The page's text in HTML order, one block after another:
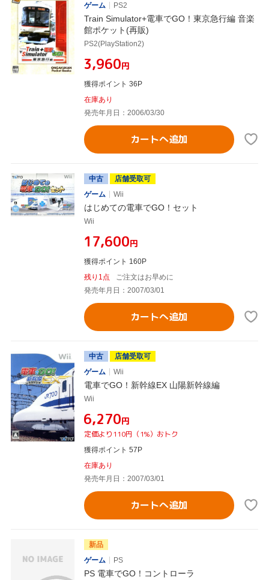
ゲーム
PS2
Train Simulator+電車でGO！東京急行編 音楽
館ポケット(再販)
PS2(PlayStation2)
¥3,960円
獲得ポイント 36P
在庫あり
発売年月日：2006/03/30
カートへ追加
中古
店舗受取可
ゲーム
Wii
はじめての電車でGO！セット
Wii
¥17,600円
獲得ポイント 160P
残り1点
ご注文はお早めに
発売年月日：2007/03/01
カートへ追加
中古
店舗受取可
ゲーム
Wii
電車でGO！新幹線EX 山陽新幹線編
Wii
¥6,270円
定価より110円（1%）おトク
獲得ポイント 57P
在庫あり
発売年月日：2007/03/01
カートへ追加
新品
ゲーム
PS
PS 電車でGO！コントローラ